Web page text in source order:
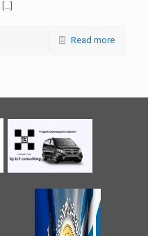
[…]
Read more